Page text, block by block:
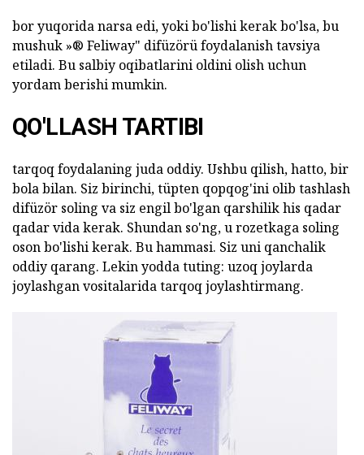
bor yuqorida narsa edi, yoki bo'lishi kerak bo'lsa, bu
mushuk »® Feliway" difüzörü foydalanish tavsiya
etiladi. Bu salbiy oqibatlarini oldini olish uchun
yordam berishi mumkin.
QO'LLASH TARTIBI
tarqoq foydalaning juda oddiy. Ushbu qilish, hatto, bir
bola bilan. Siz birinchi, tüpten qopqog'ini olib tashlash
difüzör soling va siz engil bo'lgan qarshilik his qadar
qadar vida kerak. Shundan so'ng, u rozetkaga soling
oson bo'lishi kerak. Bu hammasi. Siz uni qanchalik
oddiy qarang. Lekin yodda tuting: uzoq joylarda
joylashgan vositalarida tarqoq joylashtirmang.